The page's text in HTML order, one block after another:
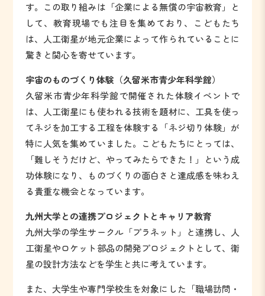
す。この取り組みは「企業による無償の宇宙教育」と
して、教育現場でも注目を集めており、こどもたち
は、人工衛星が地元企業によって作られていることに
驚きと関心を寄せています。
宇宙のものづくり体験（久留米市青少年科学館）
久留米市青少年科学館で開催された体験イベントで
は、人工衛星にも使われる技術を題材に、工具を使っ
てネジを加工する工程を体験する「ネジ切り体験」が
特に人気を集めていました。こどもたちにとっては、
「難しそうだけど、やってみたらできた！」という成
功体験になり、ものづくりの面白さと達成感を味わえ
る貴重な機会となっています。
九州大学との連携プロジェクトとキャリア教育
九州大学の学生サークル「プラネット」と連携し、人
工衛星やロケット部品の開発プロジェクトとして、衛
星の設計方法などを学生と共に考えています。
また、大学生や専門学校生を対象にした「職場訪問・